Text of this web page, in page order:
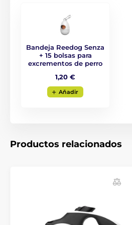
No importa donde vayas con tu
fácil y, por lo tanto, un control
tenga un perro sabe que una
Bandeja Reedog Senza
+ 15 bolsas para
excrementos de perro
1,20 €
Aňadir
Productos relacionados